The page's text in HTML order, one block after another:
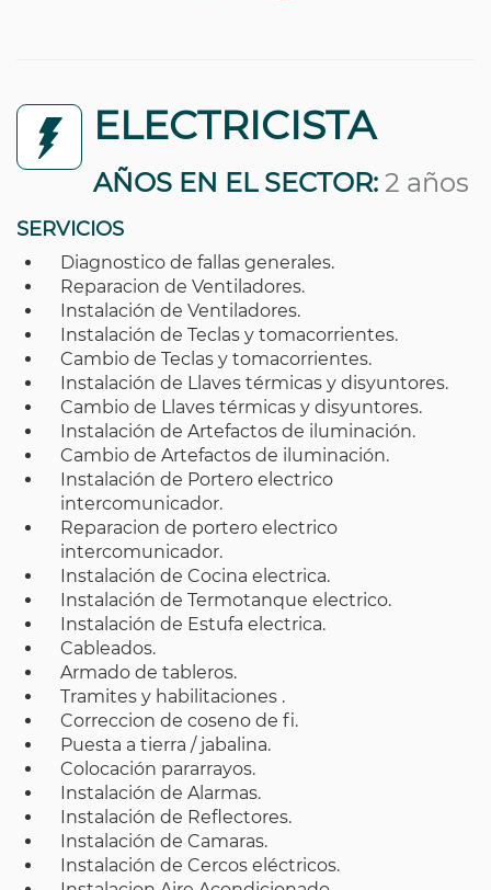
ELECTRICISTA
AÑOS EN EL SECTOR: 2 años
SERVICIOS
Diagnostico de fallas generales.
Reparacion de Ventiladores.
Instalación de Ventiladores.
Instalación de Teclas y tomacorrientes.
Cambio de Teclas y tomacorrientes.
Instalación de Llaves térmicas y disyuntores.
Cambio de Llaves térmicas y disyuntores.
Instalación de Artefactos de iluminación.
Cambio de Artefactos de iluminación.
Instalación de Portero electrico
intercomunicador.
Reparacion de portero electrico
intercomunicador.
Instalación de Cocina electrica.
Instalación de Termotanque electrico.
Instalación de Estufa electrica.
Cableados.
Armado de tableros.
Tramites y habilitaciones .
Correccion de coseno de fi.
Puesta a tierra / jabalina.
Colocación pararrayos.
Instalación de Alarmas.
Instalación de Reflectores.
Instalación de Camaras.
Instalación de Cercos eléctricos.